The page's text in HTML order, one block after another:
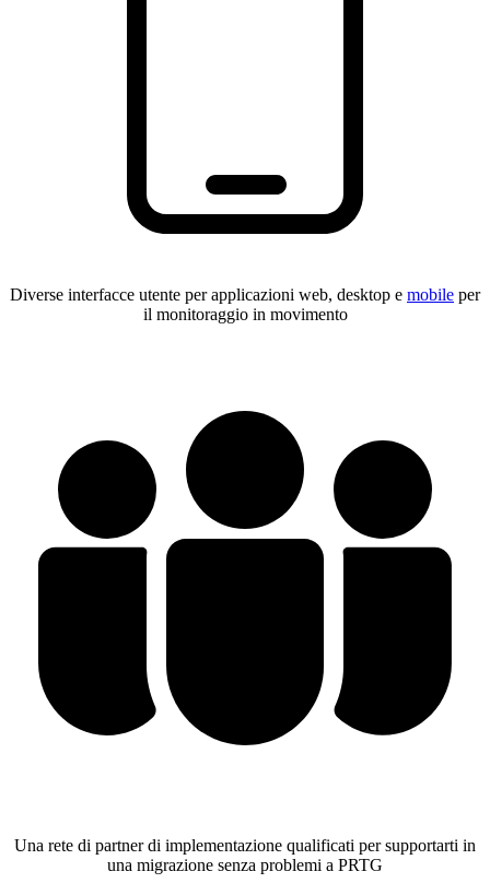
Diverse interfacce utente per applicazioni web, desktop e mobile per
il monitoraggio in movimento
Una rete di partner di implementazione qualificati per supportarti in
una migrazione senza problemi a PRTG